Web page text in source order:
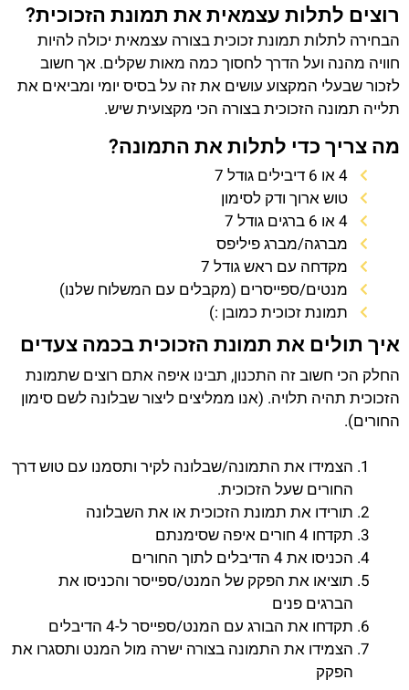
רוצים לתלות עצמאית את תמונת הזכוכית?
הבחירה לתלות תמונת זכוכית בצורה עצמאית יכולה להיות
חוויה מהנה ועל הדרך לחסוך כמה מאות שקלים. אך חשוב
לזכור שבעלי המקצוע עושים את זה על בסיס יומי ומביאים את
תלייה תמונה הזכוכית בצורה הכי מקצועית שיש.
מה צריך כדי לתלות את התמונה?
4 או 6 דיבילים גודל 7
טוש ארוך ודק לסימון
4 או 6 ברגים גודל 7
מברגה/מברג פיליפס
מקדחה עם ראש גודל 7
מנטים/ספייסרים (מקבלים עם המשלוח שלנו)
תמונת זכוכית כמובן :)
איך תולים את תמונת הזכוכית בכמה צעדים
החלק הכי חשוב זה התכנון, תבינו איפה אתם רוצים שתמונת
הזכוכית תהיה תלויה. (אנו ממליצים ליצור שבלונה לשם סימון
החורים).
הצמידו את התמונה/שבלונה לקיר ותסמנו עם טוש דרך
החורים שעל הזכוכית.
תורידו את תמונת הזכוכית או את השבלונה
תקדחו 4 חורים איפה שסימנתם
הכניסו את 4 הדיבלים לתוך החורים
תוציאו את הפקק של המנט/ספייסר והכניסו את
הברגים פנים
תקדחו את הבורג עם המנט/ספייסר ל-4 הדיבלים
הצמידו את התמונה בצורה ישרה מול המנט ותסגרו את
הפקק